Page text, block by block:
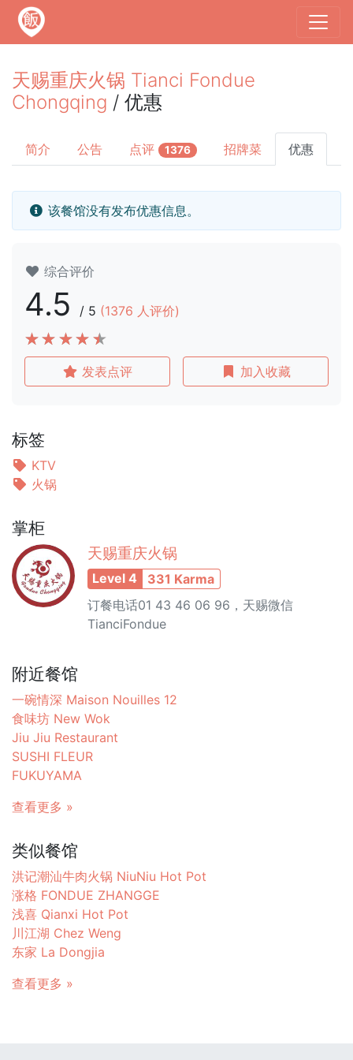
天赐重庆火锅 Tianci Fondue
Chongqing / 优惠
简介 公告 点评 1376 招牌菜 优惠
该餐馆没有发布优惠信息。
综合评价
4.5 / 5 (1376 人评价)
发表点评 加入收藏
标签
KTV
火锅
掌柜
天赐重庆火锅
Level 4
331 Karma
订餐电话‭01 43 46 06 96‬，天赐微信
TianciFondue
附近餐馆
一碗情深 Maison Nouilles 12
食味坊 New Wok
Jiu Jiu Restaurant
SUSHI FLEUR
FUKUYAMA
查看更多 »
类似餐馆
洪记潮汕牛肉火锅 NiuNiu Hot Pot
涨格 FONDUE ZHANGGE
浅喜 Qianxi Hot Pot
川江湖 Chez Weng
东家 La Dongjia
查看更多 »